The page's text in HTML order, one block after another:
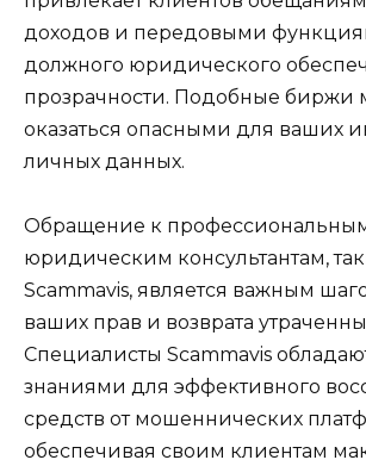
доходов и передовыми
должного юридического
прозрачности. Подобные биржи
оказаться опасными для ваших
личных данных.
Обращение к
юридическим консультантам,
Scammavis, является важным
ваших прав и возврата
Специалисты Scammavis
знаниями для эффективного
средств от мошеннических
обеспечивая своим клиентам